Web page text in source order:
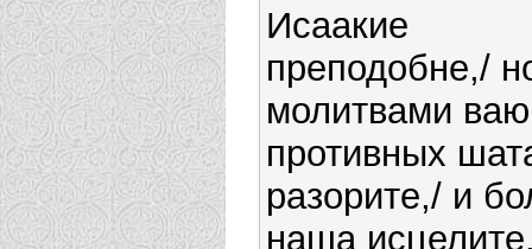
Исаакие
преподобне,/
молитвами ваю
противных
разорите,/ и
наша